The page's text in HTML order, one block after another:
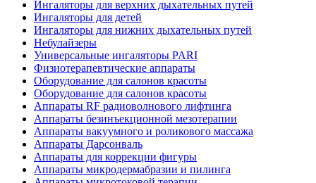
Ингаляторы для верхних дыхательных путей
Ингаляторы для детей
Ингаляторы для нижних дыхательных путей
Небулайзеры
Универсальные ингаляторы PARI
Физиотерапевтические аппараты
Оборудование для салонов красоты
Оборудование для салонов красоты
Аппараты RF радиоволнового лифтинга
Аппараты безинъекционной мезотерапии
Аппараты вакуумного и роликового массажа
Аппараты Дарсонваль
Аппараты для коррекции фигуры
Аппараты микродермабразии и пилинга